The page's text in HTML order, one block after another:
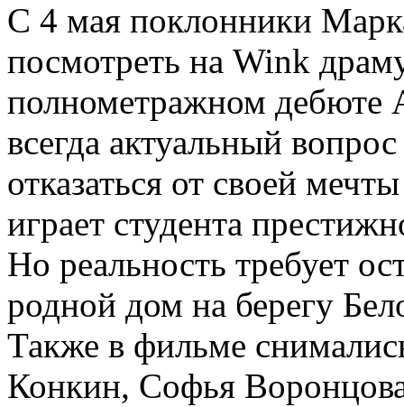
С 4 мая поклонники
посмотреть на Wink
полнометражном дебюте
всегда актуальный
отказаться от своей
играет студента
Но реальность требует
родной дом на берегу
Также в фильме
Конкин, Софья